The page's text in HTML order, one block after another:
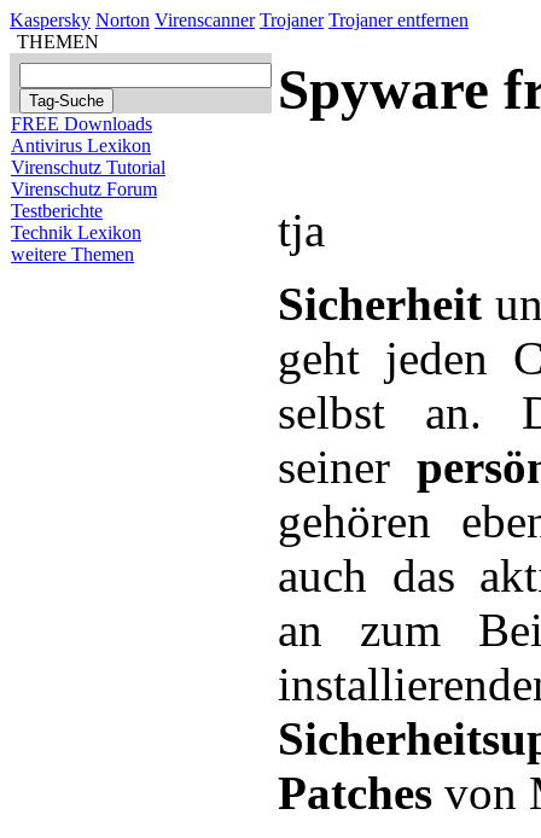
Kaspersky Norton Virenscanner Trojaner Trojaner entfernen
THEMEN
FREE Downloads
Antivirus Lexikon
Virenschutz Tutorial
Virenschutz Forum
Testberichte
Technik Lexikon
weitere Themen
Spyware
tja
Sicherheit
geht jeden
selbst an.
seiner
gehören
auch das
an zum
Patches von